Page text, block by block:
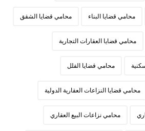
محامي قضايا البناء محامي قضايا الشقق
محامي قضايا العقارات التجارية
محامي قضايا الفلل
محامي قضايا النزاعات العقارية الدولية
محامي نزاعات البيع العقاري